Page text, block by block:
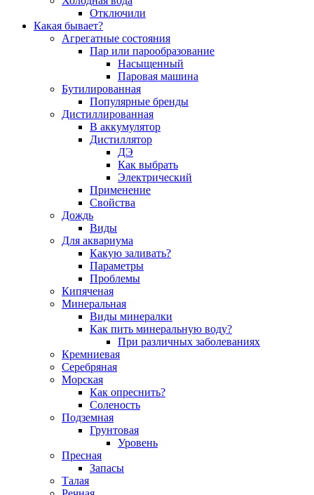
Отключили
Какая бывает?
Агрегатные состояния
Пар или парообразование
Насыщенный
Паровая машина
Бутилированная
Популярные бренды
Дистиллированная
В аккумулятор
Дистиллятор
ДЭ
Как выбрать
Электрический
Применение
Свойства
Дождь
Виды
Для аквариума
Какую заливать?
Параметры
Проблемы
Кипяченая
Минеральная
Виды минералки
Как пить минеральную воду?
При различных заболеваниях
Кремниевая
Серебряная
Морская
Как опреснить?
Соленость
Подземная
Грунтовая
Уровень
Пресная
Запасы
Талая